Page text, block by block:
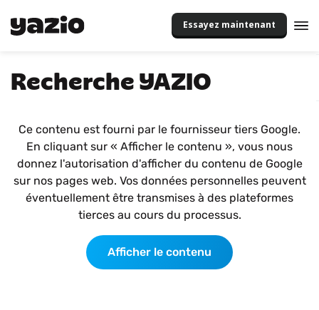
Essayez maintenant
Recherche YAZIO
Ce contenu est fourni par le fournisseur tiers Google.
En cliquant sur « Afficher le contenu », vous nous
donnez l'autorisation d'afficher du contenu de Google
sur nos pages web. Vos données personnelles peuvent
éventuellement être transmises à des plateformes
tierces au cours du processus.
Afficher le contenu